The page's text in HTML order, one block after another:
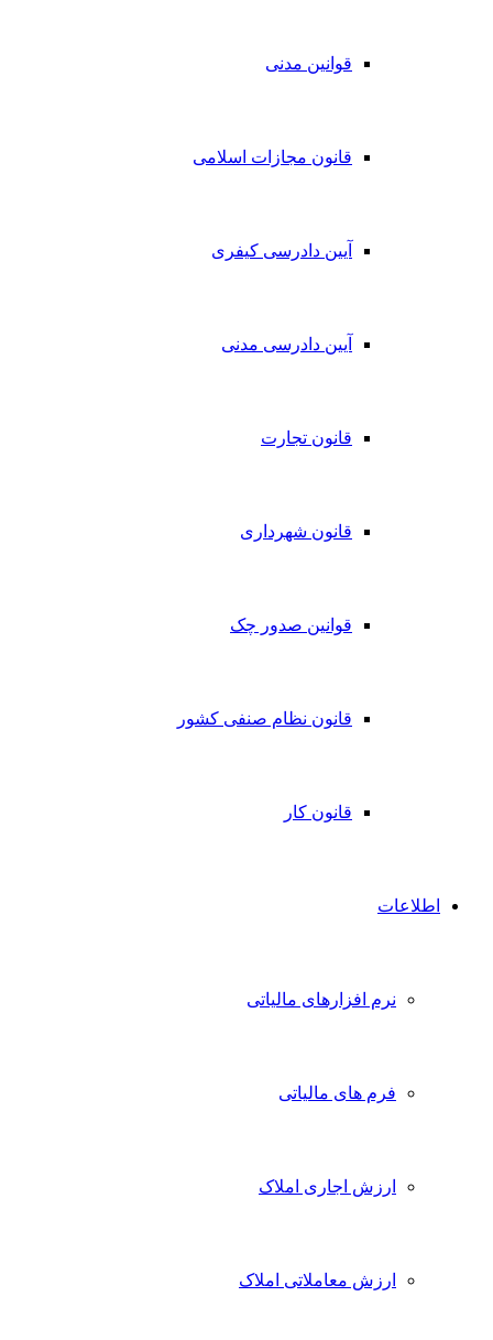
قوانین مدنی
قانون مجازات اسلامی
آیین دادرسی کیفری
آیین دادرسی مدنی
قانون تجارت
قانون شهرداری
قوانین صدور چک
قانون نظام صنفی کشور
قانون کار
اطلاعات
نرم افزارهای مالیاتی
فرم های مالیاتی
ارزش اجاری املاک
ارزش معاملاتی املاک